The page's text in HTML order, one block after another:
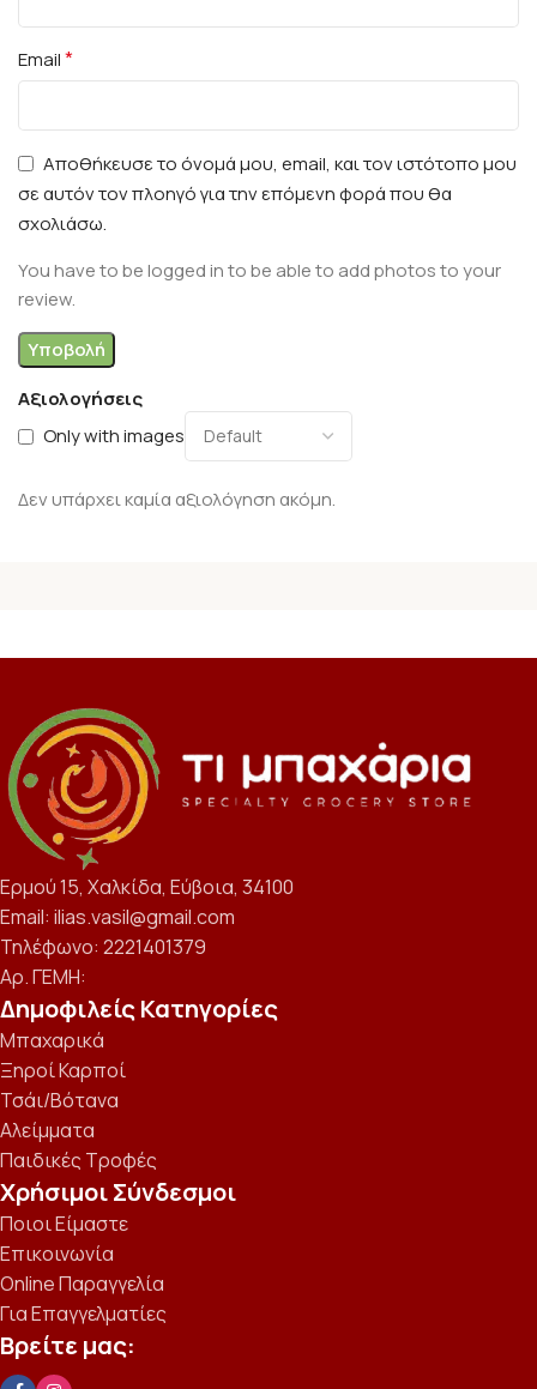
Αξιολογήσεις
Only with images
Δεν υπάρχει καμία αξιολόγηση ακόμη.
Email*
Αποθήκευσε το όνομά μου, email, και τον ιστότοπο μου
σε αυτόν τον πλοηγό για την επόμενη φορά που θα
σχολιάσω.
You have to be logged in to be able to add photos to your
review.
Ερμού 15, Χαλκίδα, Εύβοια, 34100
Email: ilias.vasil@gmail.com
Τηλέφωνο: 2221401379
Αρ. ΓΕΜΗ:
Δημοφιλείς Κατηγορίες
Μπαχαρικά
Ξηροί Καρποί
Τσάι/Βότανα
Αλείμματα
Παιδικές Τροφές
Χρήσιμοι Σύνδεσμοι
Ποιοι Είμαστε
Επικοινωνία
Online Παραγγελία
Για Επαγγελματίες
Βρείτε μας: